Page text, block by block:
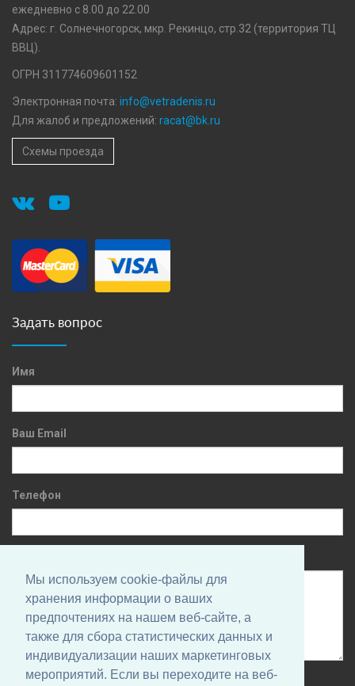
Мы используем cookie-файлы для
хранения информации о ваших
предпочтениях на нашем веб-сайте, а
также для сбора статистических данных и
индивидуализации наших маркетинговых
мероприятий. Если вы переходите на веб-
ежедневно с 8.00 до 22.00
Адрес: г. Солнечногорск, мкр. Рекинцо, стр.32 (территория ТЦ
ВВЦ).
ОГРН 311774609601152
Электронная почта: info@vetradenis.ru
Для жалоб и предложений: racat@bk.ru
Схемы проезда
Задать вопрос
Имя
Ваш Email
Телефон
Нажимая на кнопку, вы даете согласие на обработку своих